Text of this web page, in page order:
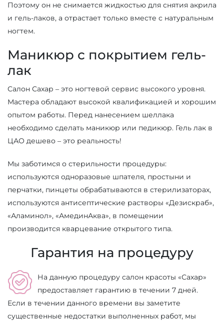
Поэтому он не снимается жидкостью для снятия акрила
и гель-лаков, а отрастает только вместе с натуральным
ногтем.
Маникюр с покрытием гель-
лак
Салон Сахар – это ногтевой сервис высокого уровня.
Мастера обладают высокой квалификацией и хорошим
опытом работы. Перед нанесением шеллака
необходимо сделать маникюр или педикюр. Гель лак в
ЦАО дешево – это реальность!
Мы заботимся о стерильности процедуры:
используются одноразовые шпателя, простыни и
перчатки, пинцеты обрабатываются в стерилизаторах,
используются антисептические растворы «Дезискраб»,
«Аламинол», «АмединАква», в помещении
производится кварцевание открытого типа.
Гарантия на процедуру
На данную процедуру салон красоты «Сахар»
предоставляет гарантию в течении 7 дней.
Если в течении данного времени вы заметите
существенные недостатки выполненных работ, мы